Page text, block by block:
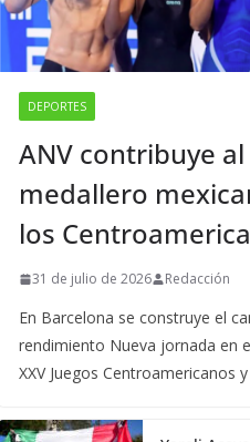
DEPORTES
ANV contribuye al
medallero
los
31 de julio de 2026 Redacción
En Barcelona se construye el
rendimiento Nueva jornada en
XXV Juegos Centroamericanos